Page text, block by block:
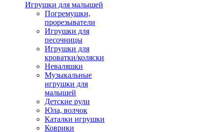
Игрушки для малышей
Погремушки,
прорезыватели
Игрушки для
песочницы
Игрушки для
кроватки/коляски
Неваляшки
Музыкальные
игрушки для
малышей
Детские рули
Юла, волчок
Каталки игрушки
Коврики